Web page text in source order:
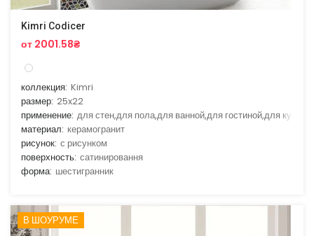
Kimri Codicer
от 2001.58₴
коллекция: Kimri
размер: 25x22
применение: для стен,для пола,для ванной,для гостиной,для кухни
материал: керамогранит
рисунок: с рисунком
поверхность: сатинировання
форма: шестигранник
В ШОУРУМЕ